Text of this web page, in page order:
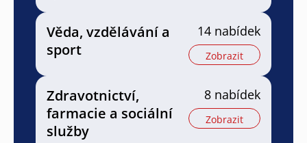
Věda, vzdělávání a
sport
14 nabídek
Zobrazit
Zdravotnictví,
farmacie a sociální
služby
8 nabídek
Zobrazit